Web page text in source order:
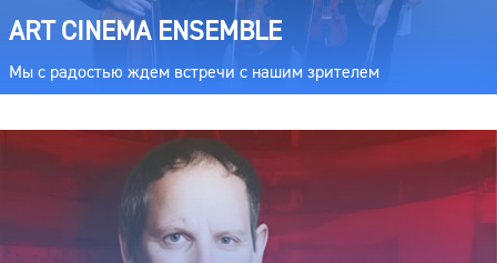
ART CINEMA ENSEMBLE
Мы с радостью ждем встречи с нашим зрителем